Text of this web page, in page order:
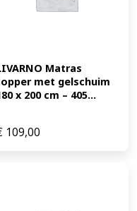
Matras
met gelschuim
x 200 cm – 405...
109,00